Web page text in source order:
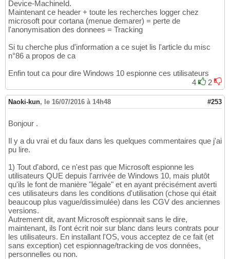
Device-MachineId.
Maintenant ce header + toute les recherches logger chez
microsoft pour cortana (menue demarer) = perte de
l'anonymisation des donnees = Tracking
Si tu cherche plus d'information a ce sujet lis l'article du misc
n°86 a propos de ca
Enfin tout ca pour dire Windows 10 espionne ces utilisateurs
4
2
Naoki-kun, le 16/07/2016 à 14h48 #253
Bonjour .
Il y a du vrai et du faux dans les quelques commentaires que j'ai
pu lire.
1) Tout d'abord, ce n'est pas que Microsoft espionne les
utilisateurs QUE depuis l'arrivée de Windows 10, mais plutôt
qu'ils le font de manière "légale" et en ayant précisément averti
ces utilisateurs dans les conditions d'utilisation (chose qui était
beaucoup plus vague/dissimulée) dans les CGV des anciennes
versions.
Autrement dit, avant Microsoft espionnait sans le dire,
maintenant, ils l'ont écrit noir sur blanc dans leurs contrats pour
les utilisateurs. En installant l'OS, vous acceptez de ce fait (et
sans exception) cet espionnage/tracking de vos données,
personnelles ou non.